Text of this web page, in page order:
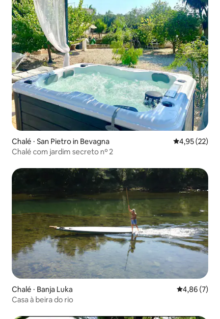
Chalé ⋅ San Pietro in Bevagna 4,95 de uma
4,95 (22)
Chalé com jardim secreto nº 2
Chalé ⋅ Banja Luka 4,86 de uma
4,86 (7)
Casa à beira do rio